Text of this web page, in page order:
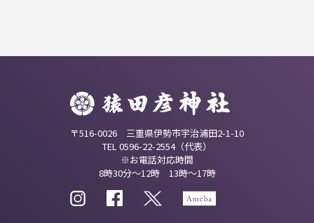
〒516-0026 三重県伊勢市宇治浦田2-1-10
TEL 0596-22-2554（代表）
※お電話対応時間
8時30分～12時 13時～17時